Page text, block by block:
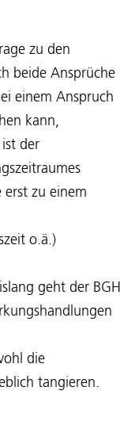
zu den
beide Ansprüche
einem Anspruch
kann,
der
erst zu einem
o.ä.)
geht der BGH
die
tangieren.